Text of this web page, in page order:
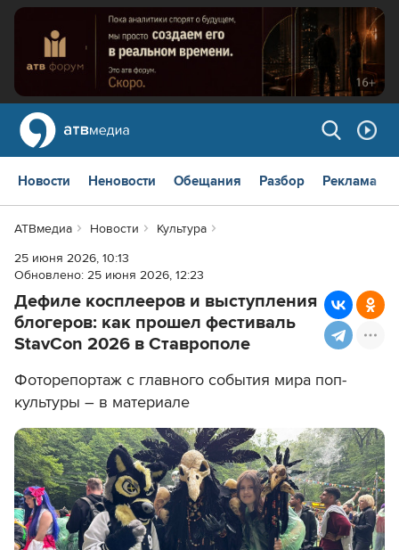
Новости Неновости Обещания Разбор Реклама
АТВмедиа Новости
Культура
25 июня 2026, 10:13
Обновлено: 25 июня 2026, 12:23
Дефиле косплееров и выступления
блогеров: как прошел фестиваль
StavCon 2026 в Ставрополе
Фоторепортаж с главного события мира поп-
культуры – в материале